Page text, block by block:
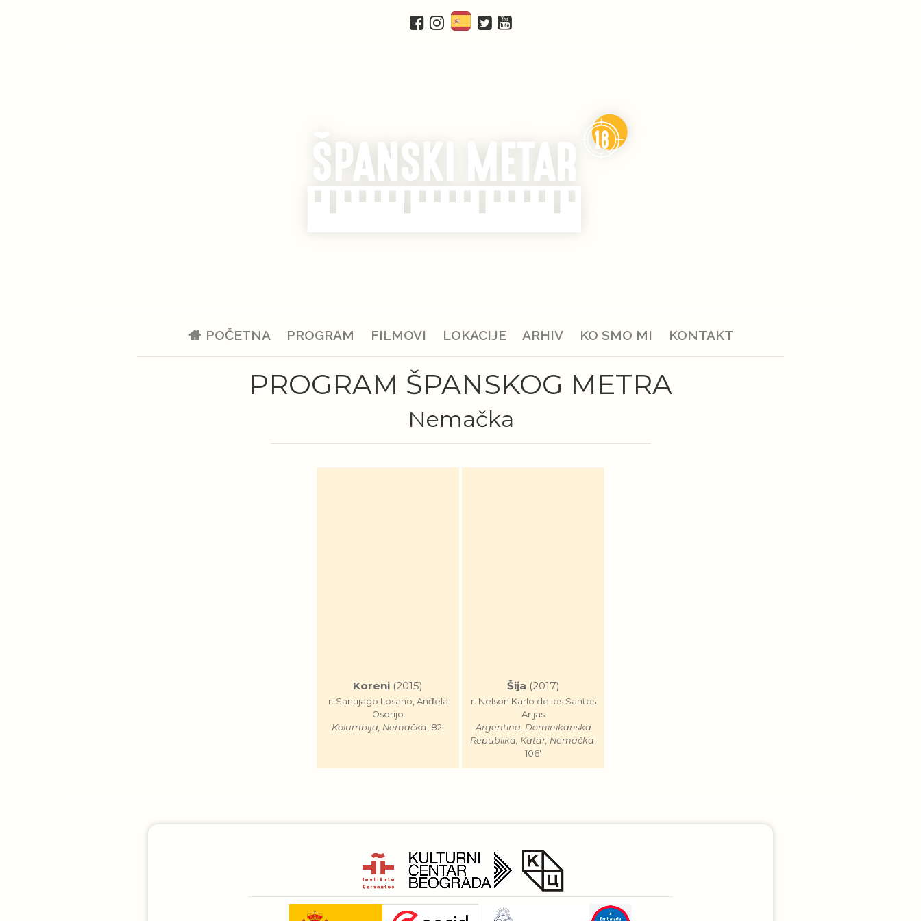
POČETNA PROGRAM FILMOVI LOKACIJE ARHIV KO SMO MI KONTAKT
PROGRAM ŠPANSKOG METRA
Nemačka
Koreni (2015)
r. Santijago Losano, Anđela
Osorijo
Kolumbija, Nemačka, 82'
Šija (2017)
r. Nelson Karlo de los Santos
Arijas
Argentina, Dominikanska
Republika, Katar, Nemačka,
106'